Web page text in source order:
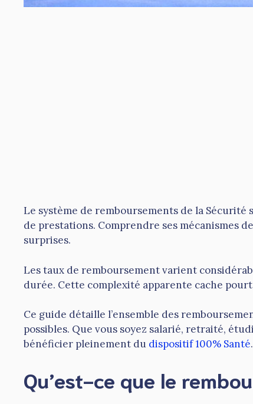
Le système de remboursements de la Sécurité
de prestations. Comprendre ses mécanismes
surprises.
Les taux de remboursement varient
durée. Cette complexité apparente cache
Ce guide détaille l’ensemble des
possibles. Que vous soyez salarié, retraité,
bénéficier pleinement du dispositif 100% Santé.
Qu’est-ce que le